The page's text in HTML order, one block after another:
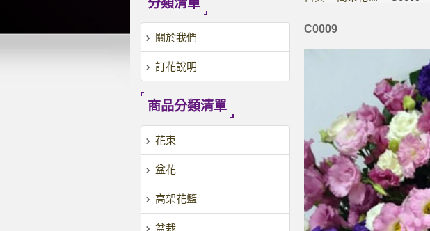
分類清單
關於我們
訂花說明
商品分類清單
花束
盆花
高架花籃
盆栽
C0009